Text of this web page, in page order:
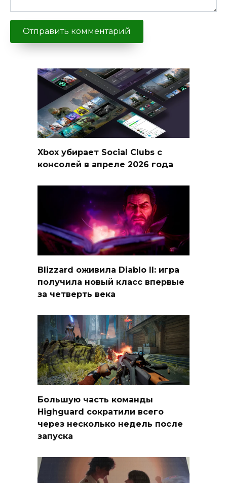
Xbox убирает Social Clubs с
консолей в апреле 2026 года
Blizzard оживила Diablo II: игра
получила новый класс впервые
за четверть века
Большую часть команды
Highguard сократили всего
через несколько недель после
запуска